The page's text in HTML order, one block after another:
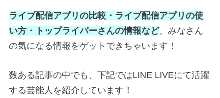
ライブ配信アプリの比較・ライブ配信アプリの使
い方・トップライバーさんの情報など、みなさん
の気になる情報をゲットできちゃいます！
数ある記事の中でも、下記ではLINE LIVEにて活躍
する芸能人を紹介しています！